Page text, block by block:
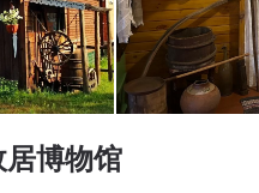
博物馆